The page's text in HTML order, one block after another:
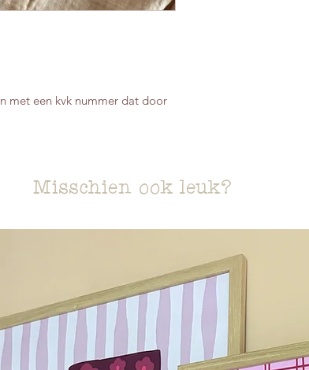
met een kvk nummer dat door
Misschien ook leuk?